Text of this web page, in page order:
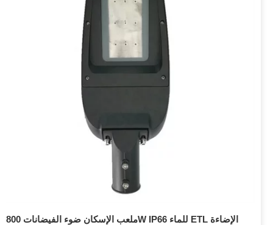
ملعب الإسكان ضوء الفيضانات 800W IP66 للماء ETL الإضاءة